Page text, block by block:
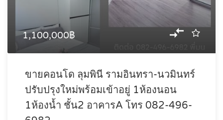
1,100,000฿
ขายคอนโด ลุมพินี รามอินทรา-นวมินทร์
ปรับปรุงใหม่พร้อมเข้าอยู่ 1ห้องนอน
1ห้องน้ำ ชั้น2 อาคารA โทร 082-496-